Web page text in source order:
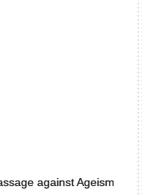
against Ageism